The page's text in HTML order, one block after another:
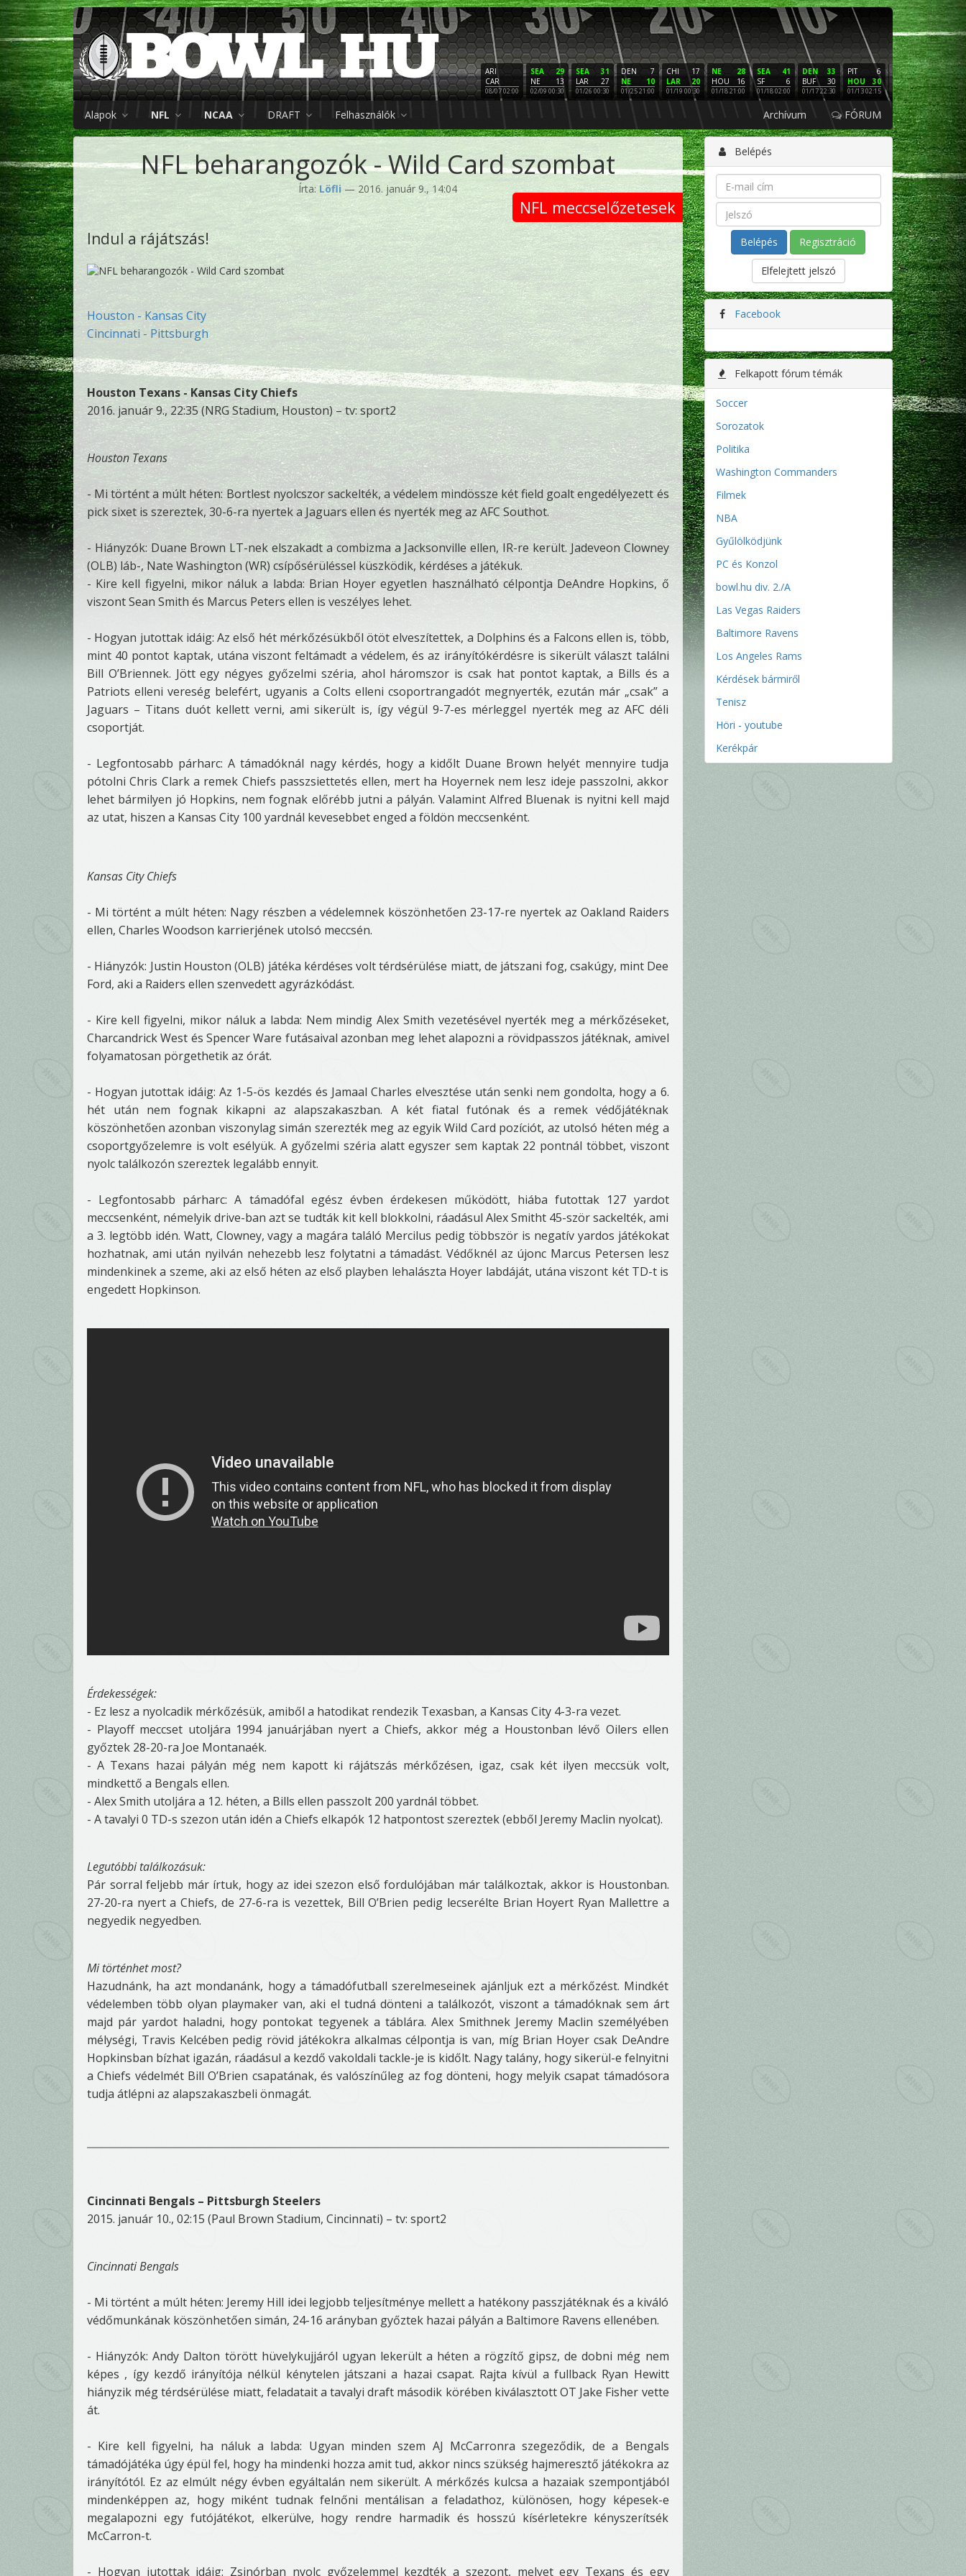
ARI
CAR
08/07 02:00
29
SEA
13
NE
02/09 00:30
31
SEA
27
LAR
01/26 00:30
7
DEN
10
NE
01/25 21:00
17
CHI
20
LAR
01/19 00:30
28
NE
16
HOU
01/18 21:00
41
SEA
6
SF
01/18 02:00
33
DEN
30
BUF
01/17 22:30
6
PIT
30
HOU
01/13 02:15
16
NE
3
LAC
01/12 02:00
PHI
SF
01/11
Alapok NFL NCAA DRAFT Felhasználók Archívum FÓRUM
NFL beharangozók - Wild Card szombat
Írta: Löfli — 2016. január 9., 14:04
NFL meccselőzetesek
Indul a rájátszás!
Houston - Kansas City
Cincinnati - Pittsburgh
Houston Texans - Kansas City Chiefs
2016. január 9., 22:35 (NRG Stadium, Houston) – tv: sport2
Houston Texans
- Mi történt a múlt héten: Bortlest nyolcszor sackelték, a védelem mindössze két field goalt engedélyezett és
pick sixet is szereztek, 30-6-ra nyertek a Jaguars ellen és nyerték meg az AFC Southot.
- Hiányzók: Duane Brown LT-nek elszakadt a combizma a Jacksonville ellen, IR-re került. Jadeveon Clowney
(OLB) láb-, Nate Washington (WR) csípősérüléssel küszködik, kérdéses a játékuk.
- Kire kell figyelni, mikor náluk a labda: Brian Hoyer egyetlen használható célpontja DeAndre Hopkins, ő
viszont Sean Smith és Marcus Peters ellen is veszélyes lehet.
- Hogyan jutottak idáig: Az első hét mérkőzésükből ötöt elveszítettek, a Dolphins és a Falcons ellen is, több,
mint 40 pontot kaptak, utána viszont feltámadt a védelem, és az irányítókérdésre is sikerült választ találni
Bill O’Briennek. Jött egy négyes győzelmi széria, ahol háromszor is csak hat pontot kaptak, a Bills és a
Patriots elleni vereség belefért, ugyanis a Colts elleni csoportrangadót megnyerték, ezután már „csak” a
Jaguars – Titans duót kellett verni, ami sikerült is, így végül 9-7-es mérleggel nyerték meg az AFC déli
csoportját.
- Legfontosabb párharc: A támadóknál nagy kérdés, hogy a kidőlt Duane Brown helyét mennyire tudja
pótolni Chris Clark a remek Chiefs passzsiettetés ellen, mert ha Hoyernek nem lesz ideje passzolni, akkor
lehet bármilyen jó Hopkins, nem fognak előrébb jutni a pályán. Valamint Alfred Bluenak is nyitni kell majd
az utat, hiszen a Kansas City 100 yardnál kevesebbet enged a földön meccsenként.
Kansas City Chiefs
- Mi történt a múlt héten: Nagy részben a védelemnek köszönhetően 23-17-re nyertek az Oakland Raiders
ellen, Charles Woodson karrierjének utolsó meccsén.
- Hiányzók: Justin Houston (OLB) játéka kérdéses volt térdsérülése miatt, de játszani fog, csakúgy, mint Dee
Ford, aki a Raiders ellen szenvedett agyrázkódást.
- Kire kell figyelni, mikor náluk a labda: Nem mindig Alex Smith vezetésével nyerték meg a mérkőzéseket,
Charcandrick West és Spencer Ware futásaival azonban meg lehet alapozni a rövidpasszos játéknak, amivel
folyamatosan pörgethetik az órát.
- Hogyan jutottak idáig: Az 1-5-ös kezdés és Jamaal Charles elvesztése után senki nem gondolta, hogy a 6.
hét után nem fognak kikapni az alapszakaszban. A két fiatal futónak és a remek védőjátéknak
köszönhetően azonban viszonylag simán szerezték meg az egyik Wild Card pozíciót, az utolsó héten még a
csoportgyőzelemre is volt esélyük. A győzelmi széria alatt egyszer sem kaptak 22 pontnál többet, viszont
nyolc találkozón szereztek legalább ennyit.
- Legfontosabb párharc: A támadófal egész évben érdekesen működött, hiába futottak 127 yardot
meccsenként, némelyik drive-ban azt se tudták kit kell blokkolni, ráadásul Alex Smitht 45-ször sackelték, ami
a 3. legtöbb idén. Watt, Clowney, vagy a magára találó Mercilus pedig többször is negatív yardos játékokat
hozhatnak, ami után nyilván nehezebb lesz folytatni a támadást. Védőknél az újonc Marcus Petersen lesz
mindenkinek a szeme, aki az első héten az első playben lehalászta Hoyer labdáját, utána viszont két TD-t is
engedett Hopkinson.
Érdekességek:
- Ez lesz a nyolcadik mérkőzésük, amiből a hatodikat rendezik Texasban, a Kansas City 4-3-ra vezet.
- Playoff meccset utoljára 1994 januárjában nyert a Chiefs, akkor még a Houstonban lévő Oilers ellen
győztek 28-20-ra Joe Montanaék.
- A Texans hazai pályán még nem kapott ki rájátszás mérkőzésen, igaz, csak két ilyen meccsük volt,
mindkettő a Bengals ellen.
- Alex Smith utoljára a 12. héten, a Bills ellen passzolt 200 yardnál többet.
- A tavalyi 0 TD-s szezon után idén a Chiefs elkapók 12 hatpontost szereztek (ebből Jeremy Maclin nyolcat).
Legutóbbi találkozásuk:
Pár sorral feljebb már írtuk, hogy az idei szezon első fordulójában már találkoztak, akkor is Houstonban.
27-20-ra nyert a Chiefs, de 27-6-ra is vezettek, Bill O’Brien pedig lecserélte Brian Hoyert Ryan Mallettre a
negyedik negyedben.
Mi történhet most?
Hazudnánk, ha azt mondanánk, hogy a támadófutball szerelmeseinek ajánljuk ezt a mérkőzést. Mindkét
védelemben több olyan playmaker van, aki el tudná dönteni a találkozót, viszont a támadóknak sem árt
majd pár yardot haladni, hogy pontokat tegyenek a táblára. Alex Smithnek Jeremy Maclin személyében
mélységi, Travis Kelcében pedig rövid játékokra alkalmas célpontja is van, míg Brian Hoyer csak DeAndre
Hopkinsban bízhat igazán, ráadásul a kezdő vakoldali tackle-je is kidőlt. Nagy talány, hogy sikerül-e felnyitni
a Chiefs védelmét Bill O’Brien csapatának, és valószínűleg az fog dönteni, hogy melyik csapat támadósora
tudja átlépni az alapszakaszbeli önmagát.
Cincinnati Bengals – Pittsburgh Steelers
2015. január 10., 02:15 (Paul Brown Stadium, Cincinnati) – tv: sport2
Cincinnati Bengals
- Mi történt a múlt héten: Jeremy Hill idei legjobb teljesítménye mellett a hatékony passzjátéknak és a kiváló
védőmunkának köszönhetően simán, 24-16 arányban győztek hazai pályán a Baltimore Ravens ellenében.
- Hiányzók: Andy Dalton törött hüvelykujjáról ugyan lekerült a héten a rögzítő gipsz, de dobni még nem
képes , így kezdő irányítója nélkül kénytelen játszani a hazai csapat. Rajta kívül a fullback Ryan Hewitt
hiányzik még térdsérülése miatt, feladatait a tavalyi draft második körében kiválasztott OT Jake Fisher vette
át.
- Kire kell figyelni, ha náluk a labda: Ugyan minden szem AJ McCarronra szegeződik, de a Bengals
támadójátéka úgy épül fel, hogy ha mindenki hozza amit tud, akkor nincs szükség hajmeresztő játékokra az
irányítótól. Ez az elmúlt négy évben egyáltalán nem sikerült. A mérkőzés kulcsa a hazaiak szempontjából
mindenképpen az, hogy miként tudnak felnőni mentálisan a feladathoz, különösen, hogy képesek-e
megalapozni egy futójátékot, elkerülve, hogy rendre harmadik és hosszú kísérletekre kényszerítsék
McCarron-t.
- Hogyan jutottak idáig: Zsinórban nyolc győzelemmel kezdték a szezont, melyet egy Texans és egy
Belépés
Regisztráció
Elfelejtett jelszó
Facebook
Felkapott fórum témák
Soccer
Sorozatok
Politika
Washington Commanders
Filmek
NBA
Gyűlölködjünk
PC és Konzol
bowl.hu div. 2./A
Las Vegas Raiders
Baltimore Ravens
Los Angeles Rams
Kérdések bármiről
Tenisz
Höri - youtube
Kerékpár